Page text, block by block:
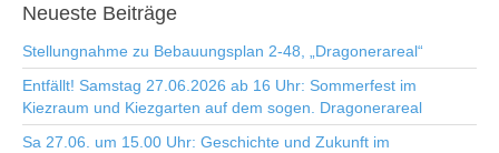
Neueste Beiträge
Stellungnahme zu Bebauungsplan 2-48, „Dragonerareal“
Entfällt! Samstag 27.06.2026 ab 16 Uhr: Sommerfest im
Kiezraum und Kiezgarten auf dem sogen. Dragonerareal
Sa 27.06. um 15.00 Uhr: Geschichte und Zukunft im